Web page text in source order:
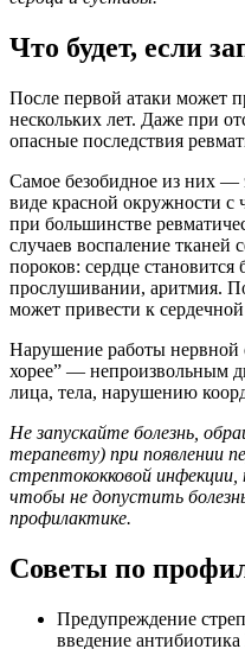
Что будет, если
После первой атаки может
нескольких лет. Даже при
опасные последствия
Самое безобидное из них —
виде красной окружности с
при большинстве
случаев воспаление
пороков: сердце
прослушивании, аритмия.
может привести к
Нарушение работы нервной
хорее” — непроизвольным
лица, тела, нарушению
Не запускайте болезнь,
терапевту) при появлении
стрептококковой
чтобы не допустить
профилактике.
Советы по
Предупреждение
введение